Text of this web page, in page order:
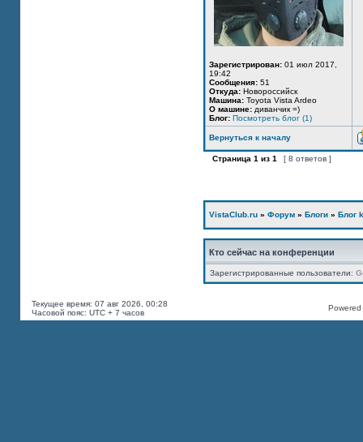
Зарегистрирован: 01 июл 2017,
19:42
Сообщения: 51
Откуда: Новороссийск
Машина: Toyota Vista Ardeo
О машине: диванчик =)
Блог: Посмотреть блог (1)
Вернуться к началу
Страница 1 из 1 [ 8 ответов ]
VistaClub.ru » Форум » Блоги » Блог
Кто сейчас на конференции
Зарегистрированные пользователи:
Текущее время: 07 авг 2026, 00:28
Часовой пояс: UTC + 7 часов